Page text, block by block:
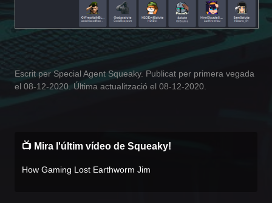
Escrit per Special Agent Squeaky. Publicat per primera vegada
el 08-12-2020. Última actualització el 08-12-2020.
📺 Mira l'últim vídeo de Squeaky!
How Gaming Lost Earthworm Jim